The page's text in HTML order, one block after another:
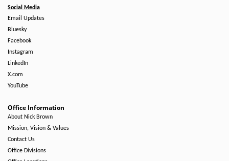
Social Media
Email Updates
Bluesky
Facebook
Instagram
LinkedIn
X.com
YouTube
Office Information
About Nick Brown
Mission, Vision & Values
Contact Us
Office Divisions